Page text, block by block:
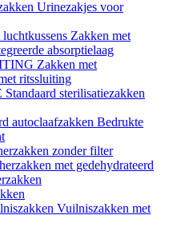
Urinezakjes voor
Zakken met
absorptielaag
Zakken met
ritssluiting
Standaard sterilisatiezakken
autoclaafzakken Bedrukte
zonder filter
met gedehydrateerd
Vuilniszakken met